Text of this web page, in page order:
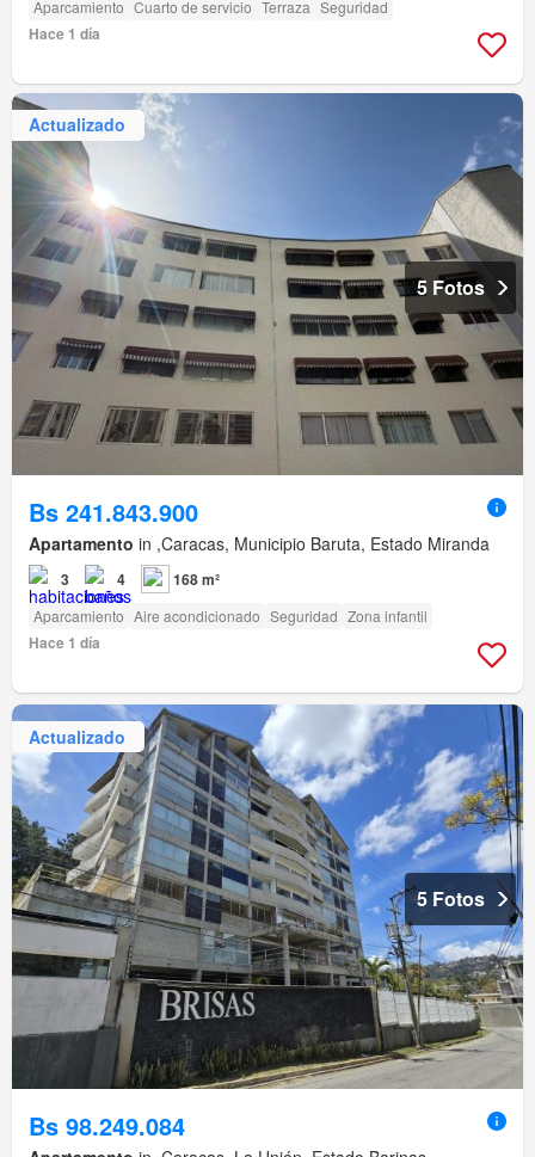
Aparcamiento Cuarto de servicio Terraza Seguridad
Hace 1 día
Actualizado
5 Fotos
Bs 241.843.900
Apartamento in ,Caracas, Municipio Baruta, Estado Miranda
3 4 168 m²
Aparcamiento Aire acondicionado Seguridad Zona infantil
Hace 1 día
Actualizado
5 Fotos
Bs 98.249.084